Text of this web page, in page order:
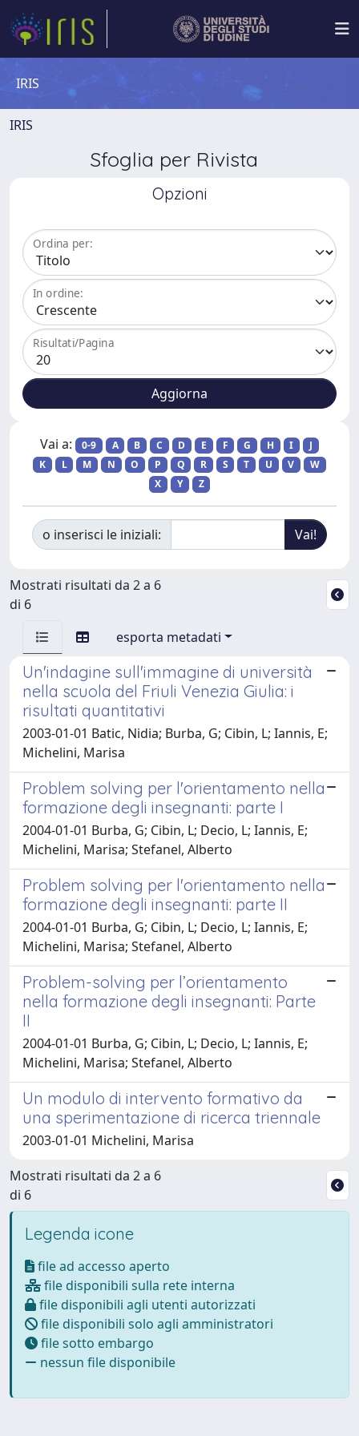
IRIS
IRIS
Sfoglia per Rivista
Opzioni
Ordina per:
In ordine:
Risultati/Pagina
Vai a: 0-9 A B C D E F G H I
J
K
L M N O P Q R S T U V
W
X
Y Z
o inserisci le iniziali:
Mostrati risultati da 2 a 6
di 6
esporta metadati
Un'indagine sull'immagine di università
nella scuola del Friuli Venezia Giulia: i
risultati quantitativi
2003-01-01 Batic, Nidia; Burba, G; Cibin, L; Iannis, E;
Michelini, Marisa
Problem solving per l'orientamento nella
formazione degli insegnanti: parte I
2004-01-01 Burba, G; Cibin, L; Decio, L; Iannis, E;
Michelini, Marisa; Stefanel, Alberto
Problem solving per l'orientamento nella
formazione degli insegnanti: parte II
2004-01-01 Burba, G; Cibin, L; Decio, L; Iannis, E;
Michelini, Marisa; Stefanel, Alberto
Problem-solving per l’orientamento
nella formazione degli insegnanti: Parte
II
2004-01-01 Burba, G; Cibin, L; Decio, L; Iannis, E;
Michelini, Marisa; Stefanel, Alberto
Un modulo di intervento formativo da
una sperimentazione di ricerca triennale
2003-01-01 Michelini, Marisa
Mostrati risultati da 2 a 6
di 6
Legenda icone
file ad accesso aperto
file disponibili sulla rete interna
file disponibili agli utenti autorizzati
file disponibili solo agli amministratori
file sotto embargo
nessun file disponibile